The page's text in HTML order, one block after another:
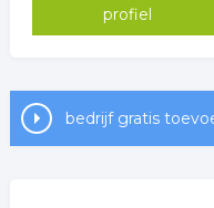
profiel
bedrijf gratis